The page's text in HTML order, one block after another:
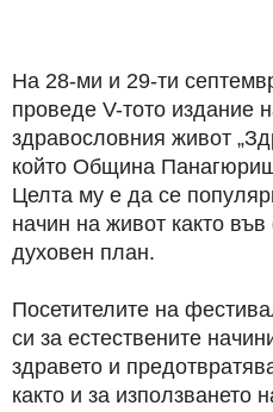
​На 28-ми и 29-ти
проведе V-тото издание
здравословния живот
който Община
Целта му е да се
начин на живот както
духовен план.
​Посетителите на
си за естествените
здравето и
както и за използването